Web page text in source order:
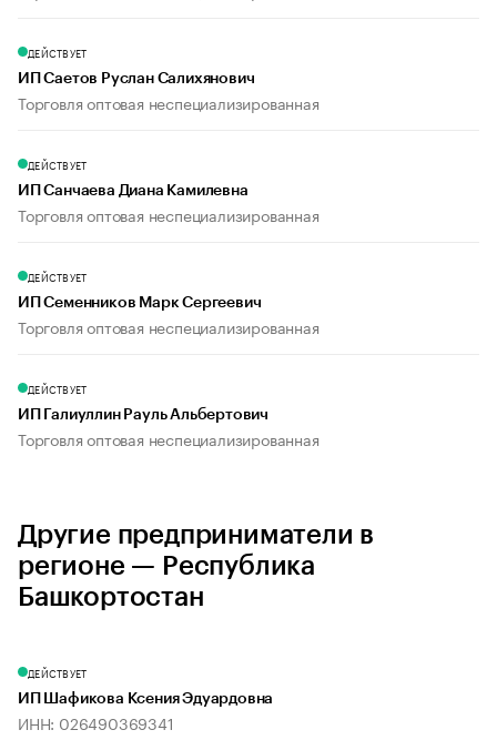
ДЕЙСТВУЕТ
ИП Саетов Руслан Салихянович
Торговля оптовая неспециализированная
ДЕЙСТВУЕТ
ИП Санчаева Диана Камилевна
Торговля оптовая неспециализированная
ДЕЙСТВУЕТ
ИП Семенников Марк Сергеевич
Торговля оптовая неспециализированная
ДЕЙСТВУЕТ
ИП Галиуллин Рауль Альбертович
Торговля оптовая неспециализированная
Другие предприниматели в
регионе — Республика
Башкортостан
ДЕЙСТВУЕТ
ИП Шафикова Ксения Эдуардовна
ИНН: 026490369341